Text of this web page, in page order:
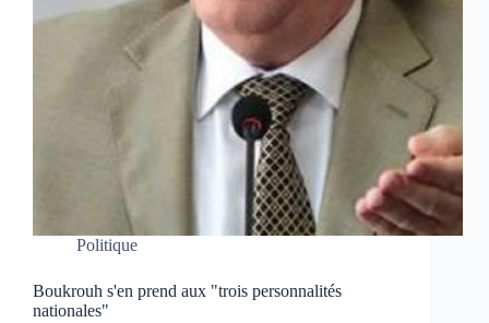
Politique
Boukrouh s'en prend aux "trois personnalités
nationales"